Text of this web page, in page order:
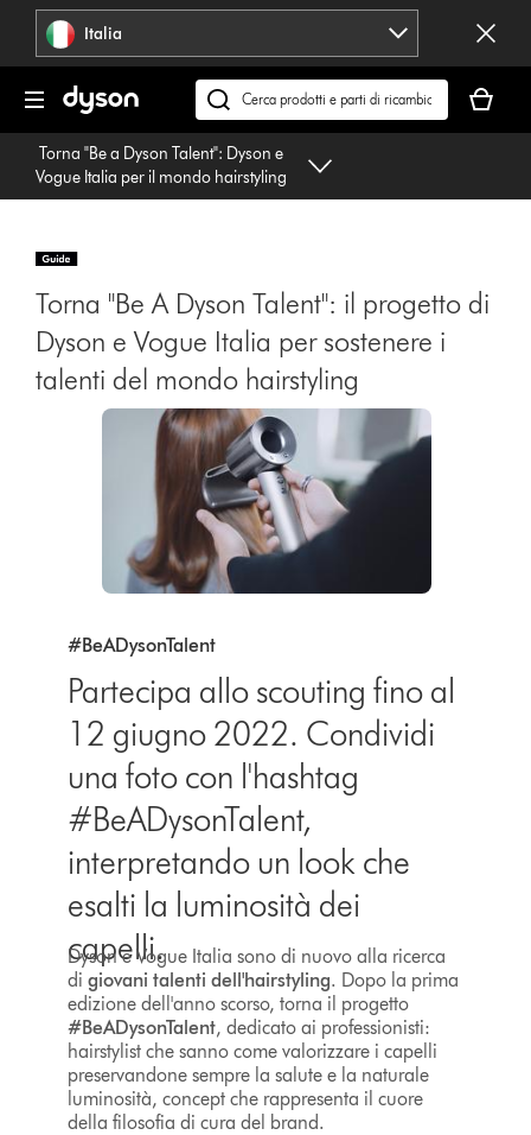
navigazione Italia
Cerca
su
dyson.it
carrello
è
Torna "Be a Dyson Talent": Dyson e
Vogue Italia per il mondo hairstyling
Torna "Be A Dyson Talent": il progetto di
Dyson e Vogue Italia per sostenere i
talenti del mondo hairstyling
#BeADysonTalent
Partecipa allo scouting fino al
12 giugno 2022. Condividi
una foto con l'hashtag
#BeADysonTalent,
interpretando un look che
esalti la luminosità dei
capelli.
Dyson e Vogue Italia sono di nuovo alla ricerca
di giovani talenti dell'hairstyling. Dopo la prima
edizione dell'anno scorso, torna il progetto
#BeADysonTalent, dedicato ai professionisti:
hairstylist che sanno come valorizzare i capelli
preservandone sempre la salute e la naturale
luminosità, concept che rappresenta il cuore
della filosofia di cura del brand.